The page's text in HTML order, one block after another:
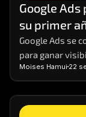
Google
su primer
cero
Google Ads se
para ganar
ventas.
Moises Hamui 22